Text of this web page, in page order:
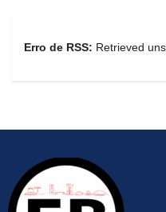
Erro de RSS: Retrieved